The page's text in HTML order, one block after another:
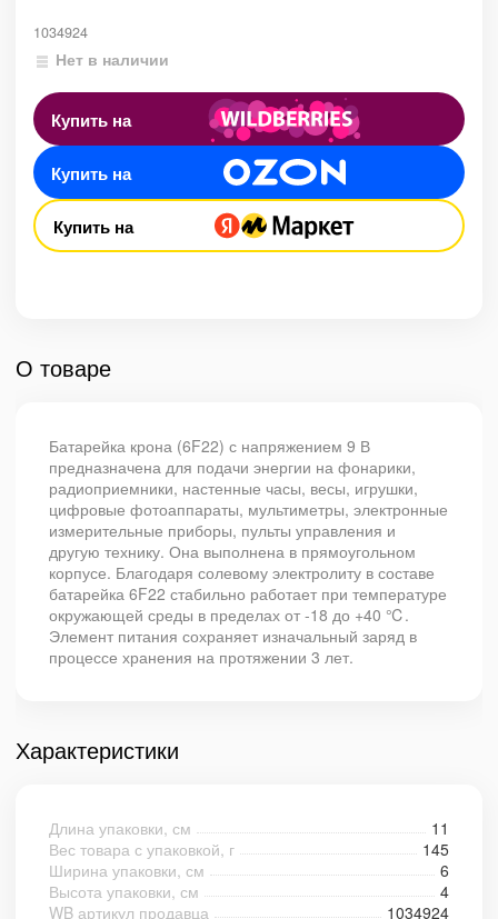
1034924
Нет в наличии
Купить на
Купить на
Купить на
О товаре
Батарейка крона (6F22) с напряжением 9 В
предназначена для подачи энергии на фонарики,
радиоприемники, настенные часы, весы, игрушки,
цифровые фотоаппараты, мультиметры, электронные
измерительные приборы, пульты управления и
другую технику. Она выполнена в прямоугольном
корпусе. Благодаря солевому электролиту в составе
батарейка 6F22 стабильно работает при температуре
окружающей среды в пределах от -18 до +40 ℃.
Элемент питания сохраняет изначальный заряд в
процессе хранения на протяжении 3 лет.
Характеристики
Длина упаковки, см
11
Вес товара с упаковкой, г
145
Ширина упаковки, см
6
Высота упаковки, см
4
WB артикул продавца
1034924